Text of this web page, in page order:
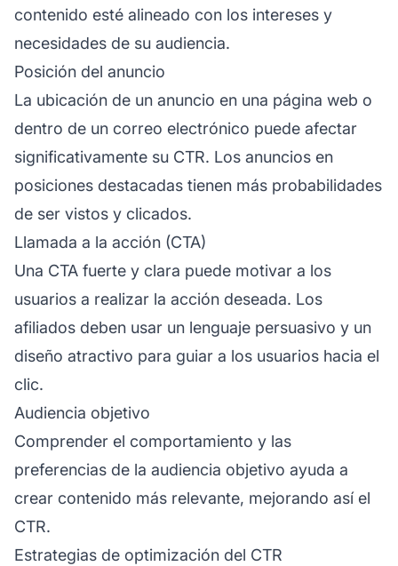
contenido esté alineado con los intereses y
necesidades de su audiencia.
Posición del anuncio
La ubicación de un anuncio en una página web o
dentro de un correo electrónico puede afectar
significativamente su CTR. Los anuncios en
posiciones destacadas tienen más probabilidades
de ser vistos y clicados.
Llamada a la acción (CTA)
Una CTA fuerte y clara puede motivar a los
usuarios a realizar la acción deseada. Los
afiliados deben usar un lenguaje persuasivo y un
diseño atractivo para guiar a los usuarios hacia el
clic.
Audiencia objetivo
Comprender el comportamiento y las
preferencias de la audiencia objetivo ayuda a
crear contenido más relevante, mejorando así el
CTR.
Estrategias de optimización del CTR